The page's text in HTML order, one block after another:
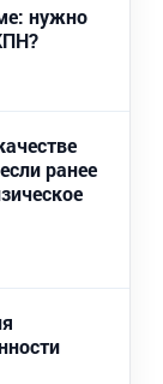
нужно
ранее